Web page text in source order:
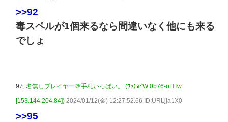
>>92
毒スペルが1個来るなら間違いなく他にも来る
でしょ
97: 名無しプレイヤー＠手札いっぱい。 (ﾜｯﾁｮｲW 0b76-oHTw
[153.144.204.84]) 2024/01/12(金) 12:27:52.66 ID:URLjja1X0
>>95